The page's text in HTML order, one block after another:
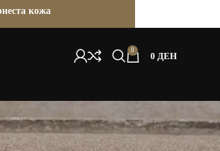
0
0 ДЕН
кожа